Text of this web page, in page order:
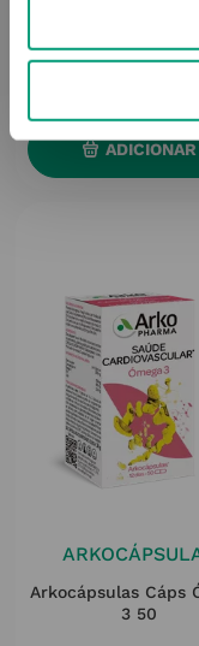
Bioactivo Cardio
ADICIONAR
Arkocápsulas Cáps
3 50